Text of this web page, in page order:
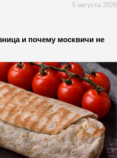
5 августа 2026
и почему москвичи не